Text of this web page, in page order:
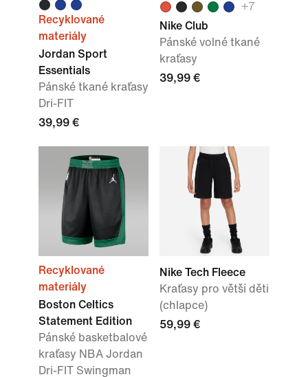
Recyklované
materiály
Jordan Sport
Essentials
Pánské tkané kraťasy
Dri-FIT
39,99 €
+7
Nike Club
Pánské volné tkané
kraťasy
39,99 €
Recyklované
materiály
Boston Celtics
Statement Edition
Pánské basketbalové
kraťasy NBA Jordan
Dri-FIT Swingman
Nike Tech Fleece
Kraťasy pro větší děti
(chlapce)
59,99 €